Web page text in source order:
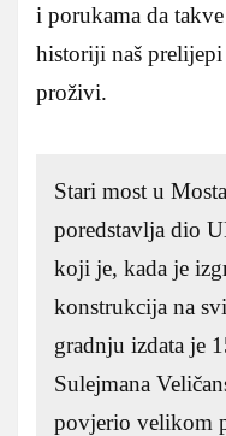
i porukama da
historiji naš
proživi.
Stari most u
poredstavlja dio
koji je, kada je
konstrukcija na
gradnju izdata je
Sulejmana
povjerio velikom